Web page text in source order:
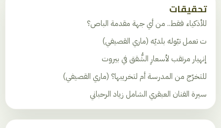
تحقيقات
للأذكياء فقط.. من أي جهة مقدمة الباص؟
ت تعمل تبّوله بلديّه (ماري القصيفي)
إنهيار مرتقب لأسعارِ الشُّقق في بيروت
للتخرّج من المدرسة أم لتخريبها؟ (ماري القصيفي)
سيرة الفنان العبقري الشامل زياد الرحباني